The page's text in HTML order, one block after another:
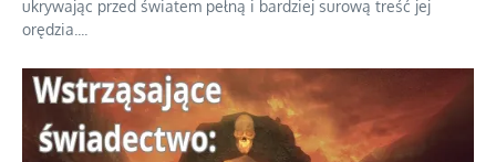
ukrywając przed światem pełną i bardziej surową treść jej
orędzia.